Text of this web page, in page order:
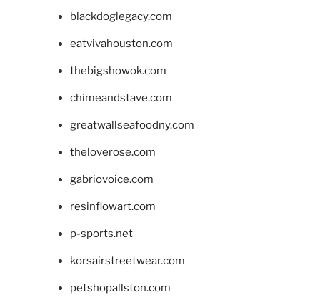
blackdoglegacy.com
eatvivahouston.com
thebigshowok.com
chimeandstave.com
greatwallseafoodny.com
theloverose.com
gabriovoice.com
resinflowart.com
p-sports.net
korsairstreetwear.com
petshopallston.com